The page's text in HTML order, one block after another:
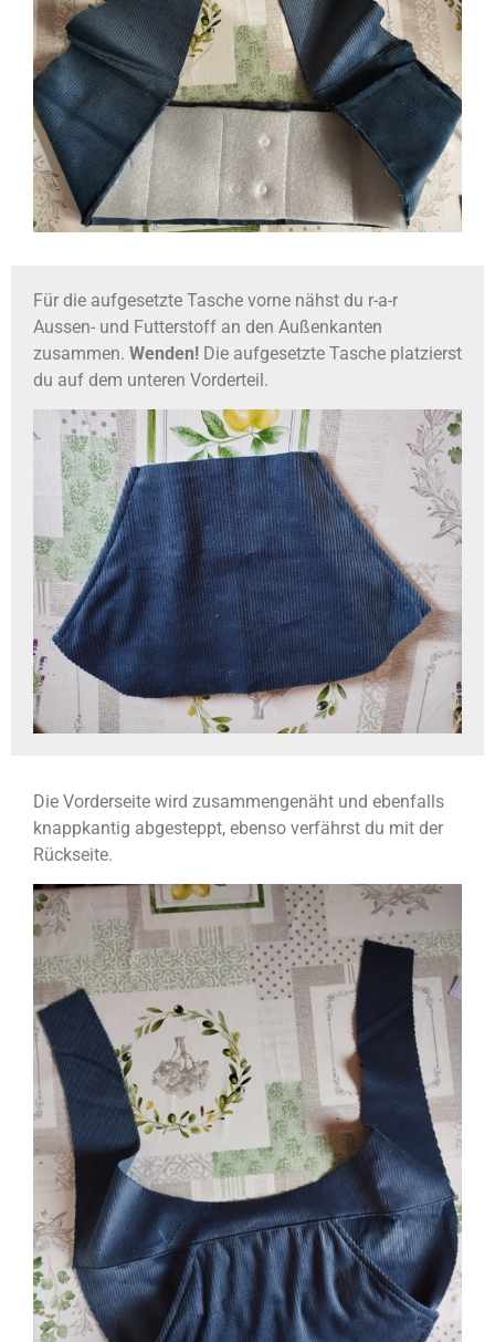
Für die aufgesetzte Tasche vorne nähst du r-a-r
Aussen- und Futterstoff an den Außenkanten
zusammen. Wenden! Die aufgesetzte Tasche platzierst
du auf dem unteren Vorderteil.
Die Vorderseite wird zusammengenäht und ebenfalls
knappkantig abgesteppt, ebenso verfährst du mit der
Rückseite.